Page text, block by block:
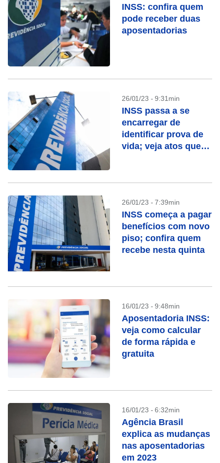
INSS: confira quem
pode receber duas
aposentadorias
26/01/23 - 9:31min
INSS passa a se
encarregar de
identificar prova de
vida; veja atos que
26/01/23 - 7:39min
INSS começa a pagar
benefícios com novo
piso; confira quem
recebe nesta quinta
16/01/23 - 9:48min
Aposentadoria INSS:
veja como calcular
de forma rápida e
gratuita
16/01/23 - 6:32min
Agência Brasil
explica as mudanças
nas aposentadorias
em 2023